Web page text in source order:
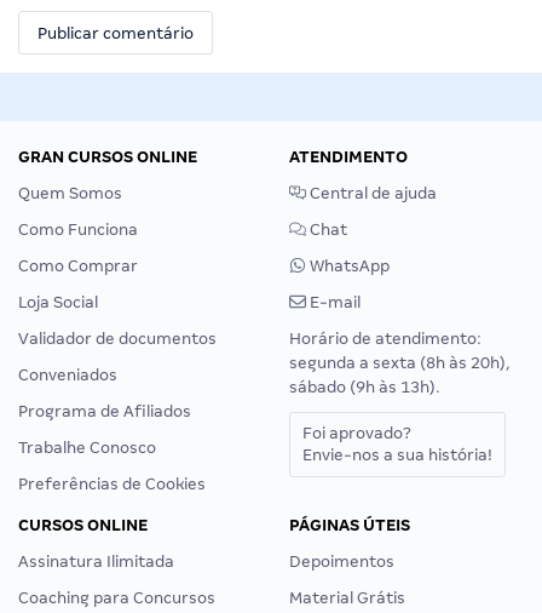
GRAN CURSOS ONLINE
Quem Somos
Como Funciona
Como Comprar
Loja Social
Validador de documentos
Conveniados
Programa de Afiliados
Trabalhe Conosco
Preferências de Cookies
ATENDIMENTO
Central de ajuda
Chat
WhatsApp
E-mail
Horário de atendimento:
segunda a sexta (8h às 20h),
sábado (9h às 13h).
Foi aprovado?
Envie-nos a sua história!
CURSOS ONLINE
Assinatura Ilimitada
Coaching para Concursos
PÁGINAS ÚTEIS
Depoimentos
Material Grátis